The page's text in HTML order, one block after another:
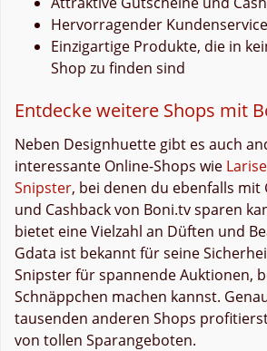
Hervorragender Kundenservice
Einzigartige Produkte, die in
Shop zu finden sind
Entdecke weitere Shops mit
Neben Designhuette gibt es auch
interessante Online-Shops wie Larise
Snipster, bei denen du ebenfalls mit
und Cashback von Boni.tv sparen
bietet eine Vielzahl an Düften und
Gdata ist bekannt für seine
Snipster für spannende Auktionen,
Schnäppchen machen kannst.
tausenden anderen Shops
von tollen Sparangeboten.